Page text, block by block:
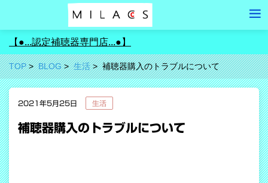
【●...認定補聴器専門店...●】
TOP BLOG 生活 補聴器購入のトラブルについて
2021年5月25日 生活
補聴器購入のトラブルについて